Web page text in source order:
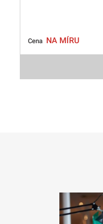
Cena NA MÍRU